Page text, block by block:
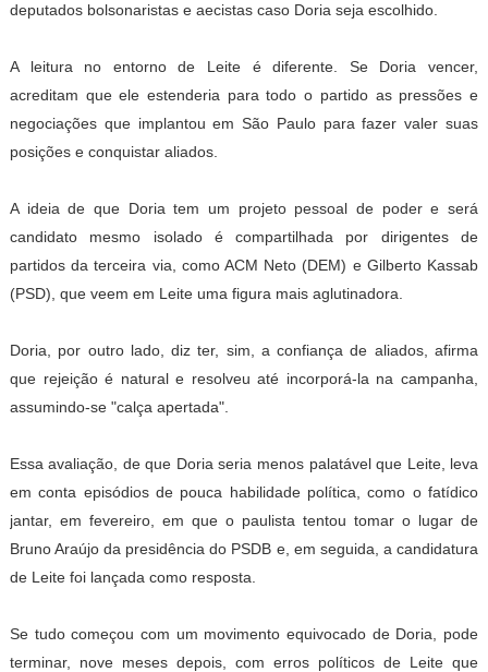
deputados bolsonaristas e aecistas caso Doria seja escolhido.
A leitura no entorno de Leite é diferente. Se Doria vencer,
acreditam que ele estenderia para todo o partido as pressões e
negociações que implantou em São Paulo para fazer valer suas
posições e conquistar aliados.
A ideia de que Doria tem um projeto pessoal de poder e será
candidato mesmo isolado é compartilhada por dirigentes de
partidos da terceira via, como ACM Neto (DEM) e Gilberto Kassab
(PSD), que veem em Leite uma figura mais aglutinadora.
Doria, por outro lado, diz ter, sim, a confiança de aliados, afirma
que rejeição é natural e resolveu até incorporá-la na campanha,
assumindo-se "calça apertada".
Essa avaliação, de que Doria seria menos palatável que Leite, leva
em conta episódios de pouca habilidade política, como o fatídico
jantar, em fevereiro, em que o paulista tentou tomar o lugar de
Bruno Araújo da presidência do PSDB e, em seguida, a candidatura
de Leite foi lançada como resposta.
Se tudo começou com um movimento equivocado de Doria, pode
terminar, nove meses depois, com erros políticos de Leite que